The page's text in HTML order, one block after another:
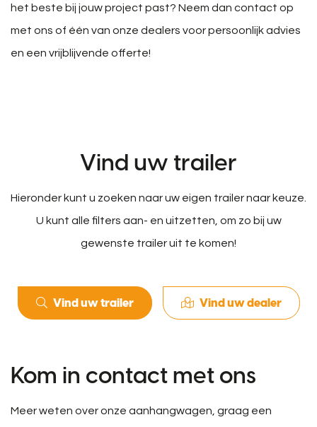
het beste bij jouw project past? Neem dan contact op
met ons of één van onze dealers voor persoonlijk advies
en een vrijblijvende offerte!
Vind uw trailer
Hieronder kunt u zoeken naar uw eigen trailer naar keuze.
U kunt alle filters aan- en uitzetten, om zo bij uw
gewenste trailer uit te komen!
Vind uw trailer Vind uw dealer
Kom in contact met ons
Meer weten over onze aanhangwagen, graag een